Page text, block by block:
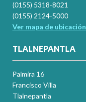
(0155) 5318-8021
(0155) 2124-5000
Ver mapa de ubicación
TLALNEPANTLA
Palmira 16
Francisco Villa
Tlalnepantla